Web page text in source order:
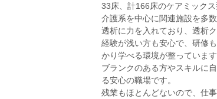
33床、計166床のケアミックス
介護系を中心に関連施設を多
透析に力を入れており、透析
経験が浅い方も安心で、研修
かり学べる環境が整っています
ブランクのある方やスキルに
る安心の職場です。
残業もほとんどないので、仕